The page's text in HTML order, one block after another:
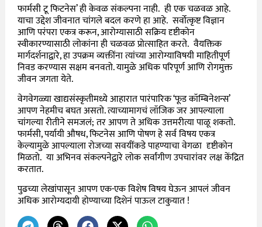
फार्मसी टू फिटनेस’ ही केवळ संकल्पना नाही. ही एक चळवळ आहे.
याचा उद्देश जीवनात चांगले बदल करणे हा आहे. सर्वोत्कृष्ट विज्ञान
आणि परंपरा एकत्र करून, आरोग्यासाठी सक्रिय दृष्टीकोन
स्वीकारण्यासाठी लोकांना ही चळवळ प्रोत्साहित करते. वैयक्तिक
मार्गदर्शनाद्वारे, हा उपक्रम व्यक्तींना त्यांच्या आरोग्याविषयी माहितीपूर्ण
निवड करण्यास सक्षम बनवतो. यामुळे अधिक परिपूर्ण आणि रोगमुक्त
जीवन जगता येते.
वेगवेगळ्या खाद्यसंस्कृतीमध्ये आहारात पारंपारिक ‘फूड कॉम्बिनेशन्स’
आपण नेहमीच बघत असतो. त्याच्यामागचं लॉजिक जर आपल्याला
चांगल्या रीतीने समजलं; तर आपण ते अधिक उत्तमरीत्या पाळू शकतो.
फार्मसी, पर्यायी औषध, फिटनेस आणि पोषण हे सर्व विषय एकत्र
केल्यामुळे आपल्याला रोजच्या सवयींकडे पाहण्याचा वेगळा दृष्टीकोन
मिळतो. या अभिनव संकल्पनेद्वारे लोक सर्वांगीण उपचारांवर लक्ष केंद्रित
करतात.
पुढच्या लेखांपासून आपण एक-एक विशेष विषय घेऊन आपलं जीवन
अधिक आरोग्यदायी होण्याच्या दिशेनं पाऊल टाकुयात !